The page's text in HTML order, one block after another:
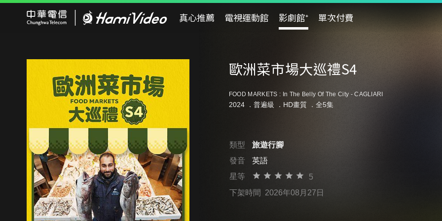
真心推薦 電視運動館 影劇館⁺ 單次付費
歐洲菜市場大巡禮S4
FOOD MARKETS : In The Belly Of The City - CAGLIARI
2024 ． 普遍級 ．HD畫質 ．全5集
類型
旅遊行腳
發音
英語
星等
5
下架時間 2026年08月27日